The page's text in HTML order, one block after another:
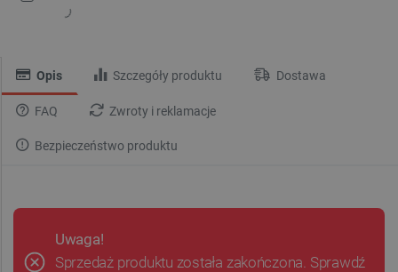
Opis Szczegóły produktu Dostawa
FAQ Zwroty i reklamacje
Bezpieczeństwo produktu
Uwaga!
Sprzedaż produktu została zakończona. Sprawdź